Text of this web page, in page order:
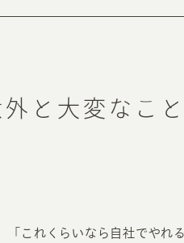
特定のターゲットに的確
と大変なこ
これくらいなら自社でやれ